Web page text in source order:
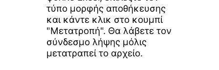
τύπο μορφής αποθήκευσης
και κάντε κλικ στο κουμπί
"Μετατροπή". Θα λάβετε τον
σύνδεσμο λήψης μόλις
μετατραπεί το αρχείο.